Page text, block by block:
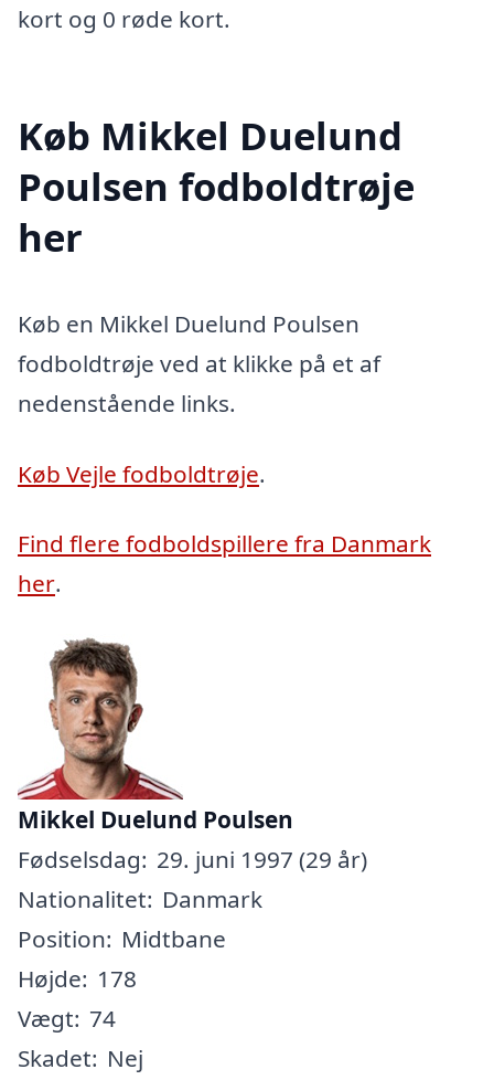
kort og 0 røde kort.
Køb Mikkel Duelund
Poulsen fodboldtrøje
her
Køb en Mikkel Duelund Poulsen
fodboldtrøje ved at klikke på et af
nedenstående links.
Køb Vejle fodboldtrøje.
Find flere fodboldspillere fra Danmark
her.
Mikkel Duelund Poulsen
Fødselsdag: 29. juni 1997 (29 år)
Nationalitet: Danmark
Position: Midtbane
Højde: 178
Vægt: 74
Skadet: Nej